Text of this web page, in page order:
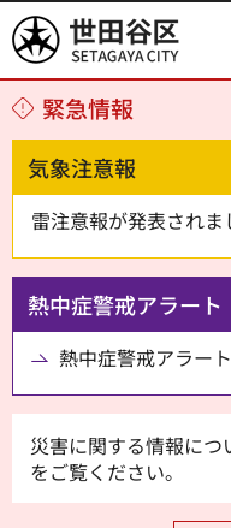
世田谷区
緊急情報
気象注意報
雷注意報が発表されま
熱中症警戒アラート
熱中症警戒アラー
災害に関する情報につ
をご覧ください。